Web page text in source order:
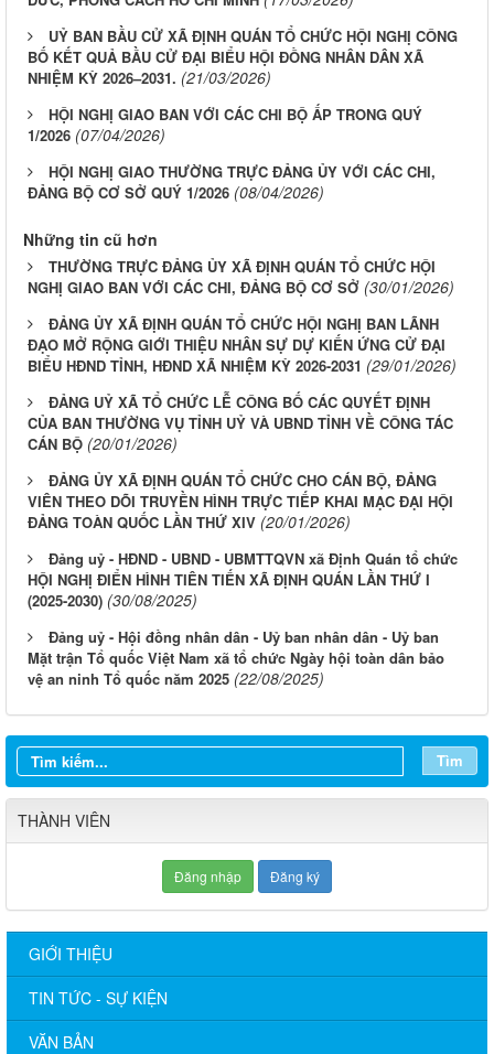
UỶ BAN BẦU CỬ XÃ ĐỊNH QUÁN TỔ CHỨC HỘI NGHỊ CÔNG
BỐ KẾT QUẢ BẦU CỬ ĐẠI BIỂU HỘI ĐỒNG NHÂN DÂN XÃ
NHIỆM KỲ 2026–2031. (21/03/2026)
HỘI NGHỊ GIAO BAN VỚI CÁC CHI BỘ ẤP TRONG QUÝ
1/2026 (07/04/2026)
HỘI NGHỊ GIAO THƯỜNG TRỰC ĐẢNG ỦY VỚI CÁC CHI,
ĐẢNG BỘ CƠ SỞ QUÝ 1/2026 (08/04/2026)
Những tin cũ hơn
THƯỜNG TRỰC ĐẢNG ỦY XÃ ĐỊNH QUÁN TỔ CHỨC HỘI
NGHỊ GIAO BAN VỚI CÁC CHI, ĐẢNG BỘ CƠ SỞ (30/01/2026)
ĐẢNG ỦY XÃ ĐỊNH QUÁN TỔ CHỨC HỘI NGHỊ BAN LÃNH
ĐẠO MỞ RỘNG GIỚI THIỆU NHÂN SỰ DỰ KIẾN ỨNG CỬ ĐẠI
BIỂU HĐND TỈNH, HĐND XÃ NHIỆM KỲ 2026-2031 (29/01/2026)
ĐẢNG UỶ XÃ TỔ CHỨC LỄ CÔNG BỐ CÁC QUYẾT ĐỊNH
CỦA BAN THƯỜNG VỤ TỈNH UỶ VÀ UBND TỈNH VỀ CÔNG TÁC
CÁN BỘ (20/01/2026)
ĐẢNG ỦY XÃ ĐỊNH QUÁN TỔ CHỨC CHO CÁN BỘ, ĐẢNG
VIÊN THEO DÕI TRUYỀN HÌNH TRỰC TIẾP KHAI MẠC ĐẠI HỘI
ĐẢNG TOÀN QUỐC LẦN THỨ XIV (20/01/2026)
Đảng uỷ - HĐND - UBND - UBMTTQVN xã Định Quán tổ chức
HỘI NGHỊ ĐIỂN HÌNH TIÊN TIẾN XÃ ĐỊNH QUÁN LẦN THỨ I
(2025-2030) (30/08/2025)
Đảng uỷ - Hội đồng nhân dân - Uỷ ban nhân dân - Uỷ ban
Mặt trận Tổ quốc Việt Nam xã tổ chức Ngày hội toàn dân bảo
vệ an ninh Tổ quốc năm 2025 (22/08/2025)
Tìm
THÀNH VIÊN
Đăng nhập Đăng ký
GIỚI THIỆU
TIN TỨC - SỰ KIỆN
VĂN BẢN